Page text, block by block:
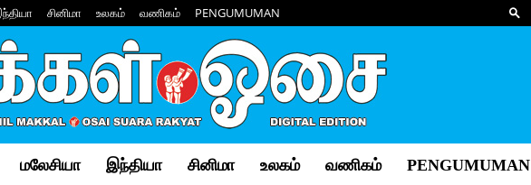
சினிமா உலகம் வணிகம் PENGUMUMAN
மலேசியா இந்தியா சினிமா உலகம் வணிகம் PENGUMUMAN